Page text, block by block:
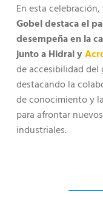
En esta
Gobel destaca el
desempeña en la
junto a Hidral y
de accesibilidad del
destacando la
de conocimiento y
para afrontar
industriales.